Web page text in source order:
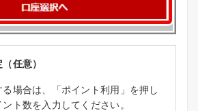
任意）
場合は、「ポイント利用」を押し
ト数を入力してください。